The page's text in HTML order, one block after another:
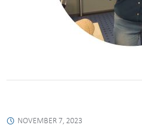
NOVEMBER 7, 2023